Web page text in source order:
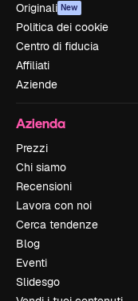
Originali New
Politica dei cookie
Centro di fiducia
Affiliati
Aziende
Azienda
Prezzi
Chi siamo
Recensioni
Lavora con noi
Cerca tendenze
Blog
Eventi
Slidesgo